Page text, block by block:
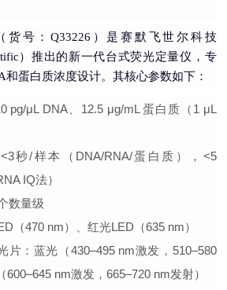
（货号：Q33226）是赛默飞世尔科技
）推出的新一代台式荧光定量仪，专
蛋白质浓度设计。其核心参数如下：
pg/μL DNA、12.5 μg/mL 蛋白质（1 μL
<3秒/样本（DNA/RNA/蛋白质），<5
IQ法）
数量级
（470 nm）、红光LED（635 nm）
片 ：蓝光（430–495 nm激发，510–580
nm激发，665–720 nm发射）